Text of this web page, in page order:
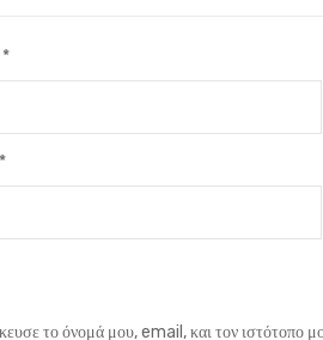
*
*
το όνομά μου, email, και τον ιστότοπο